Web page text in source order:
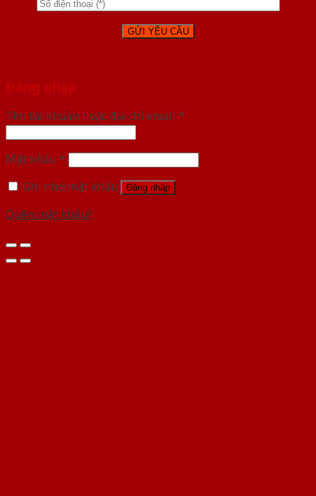
Đăng nhập
Tên tài khoản hoặc địa chỉ email *
Mật khẩu *
Ghi nhớ mật khẩu
Đăng nhập
Quên mật khẩu?